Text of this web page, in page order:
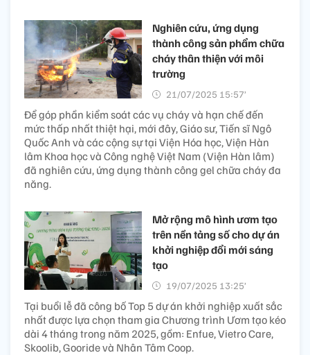
Nghiên cứu, ứng dụng
thành công sản phẩm chữa
cháy thân thiện với môi
trường
21/07/2025 15:57’
Để góp phần kiểm soát các vụ cháy và hạn chế đến
mức thấp nhất thiệt hại, mới đây, Giáo sư, Tiến sĩ Ngô
Quốc Anh và các cộng sự tại Viện Hóa học, Viện Hàn
lâm Khoa học và Công nghệ Việt Nam (Viện Hàn lâm)
đã nghiên cứu, ứng dụng thành công gel chữa cháy đa
năng.
Mở rộng mô hình ươm tạo
trên nền tảng số cho dự án
khởi nghiệp đổi mới sáng
tạo
19/07/2025 13:25’
Tại buổi lễ đã công bố Top 5 dự án khởi nghiệp xuất sắc
nhất được lựa chọn tham gia Chương trình Ươm tạo kéo
dài 4 tháng trong năm 2025, gồm: Enfue, Vietro Care,
Skoolib, Gooride và Nhân Tâm Coop.